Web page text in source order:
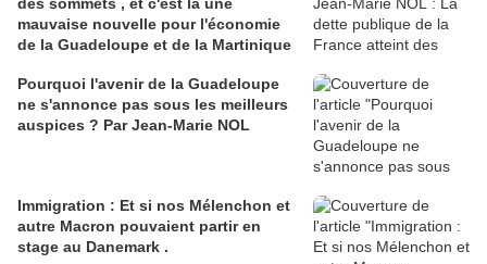
mauvaise nouvelle pour l'économie
de la Guadeloupe et de la Martinique
Pourquoi l'avenir de la Guadeloupe
ne s'annonce pas sous les meilleurs
auspices ? Par Jean-Marie NOL
Immigration : Et si nos Mélenchon et
autre Macron pouvaient partir en
stage au Danemark .